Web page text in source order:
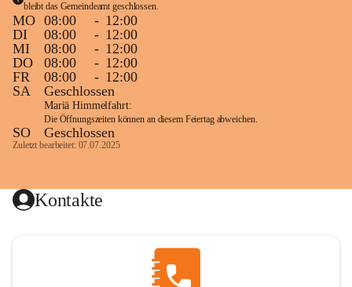
bleibt das Gemeindeamt geschlossen.
MO 08:00 - 12:00
DI
08:00 - 12:00
MI
08:00 - 12:00
DO
08:00 - 12:00
FR
08:00 - 12:00
SA
Geschlossen
Mariä Himmelfahrt:
Die Öffnungszeiten können an diesem Feiertag abweichen.
SO Geschlossen
Zuletzt bearbeitet: 07.07.2025
Kontakte